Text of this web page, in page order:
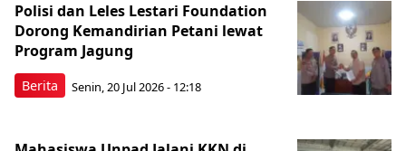
Berita
Polisi dan Leles Lestari Foundation
Dorong Kemandirian Petani lewat
Program Jagung
Senin, 20 Jul 2026 - 12:18